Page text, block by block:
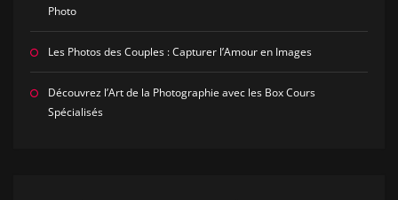
Photo
Les Photos des Couples : Capturer l’Amour en Images
Découvrez l’Art de la Photographie avec les Box Cours
Spécialisés